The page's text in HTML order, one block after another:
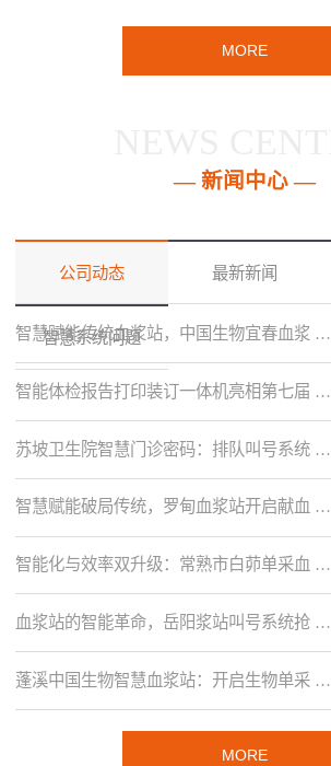
MORE
— 新闻中心 —
公司动态 最新新闻
智慧系统问题
智慧赋能传统血浆站，中国生物宜春血浆 …
智能体检报告打印装订一体机亮相第七届 …
苏坡卫生院智慧门诊密码：排队叫号系统 …
智慧赋能破局传统，罗甸血浆站开启献血 …
智能化与效率双升级：常熟市白茆单采血 …
血浆站的智能革命，岳阳浆站叫号系统抢 …
蓬溪中国生物智慧血浆站：开启生物单采 …
MORE